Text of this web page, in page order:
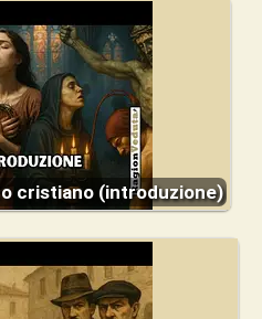
cristiano (introduzione)